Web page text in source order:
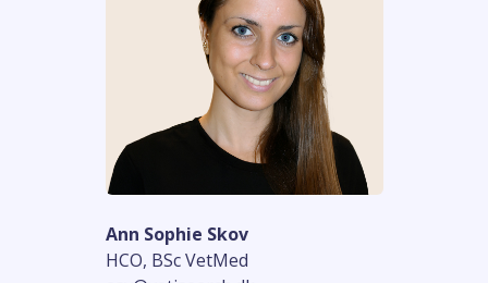
Ann Sophie Skov
HCO, BSc VetMed